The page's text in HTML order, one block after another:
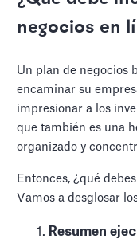
negocios en
Un plan de negocios
encaminar su
impresionar a los
que también es una
organizado y
Entonces, ¿qué
Vamos a desglosar
Resumen